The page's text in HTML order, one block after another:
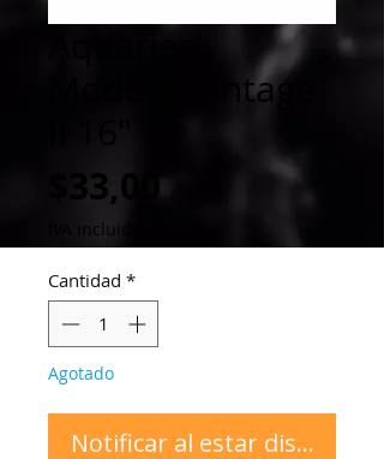
Modern Vintage
$33,00Precio
IVA incluido
Cantidad *
Agotado
Notificar al estar disponible